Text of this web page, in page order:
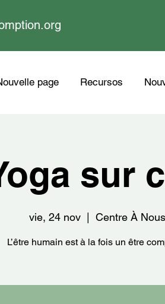
page Recursos
sur
vie, 24 nov Centre À
L’être humain est à la fois un être